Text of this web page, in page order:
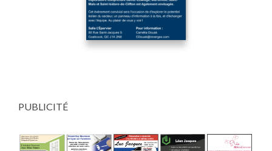
PUBLICITÉ